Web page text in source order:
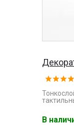
В